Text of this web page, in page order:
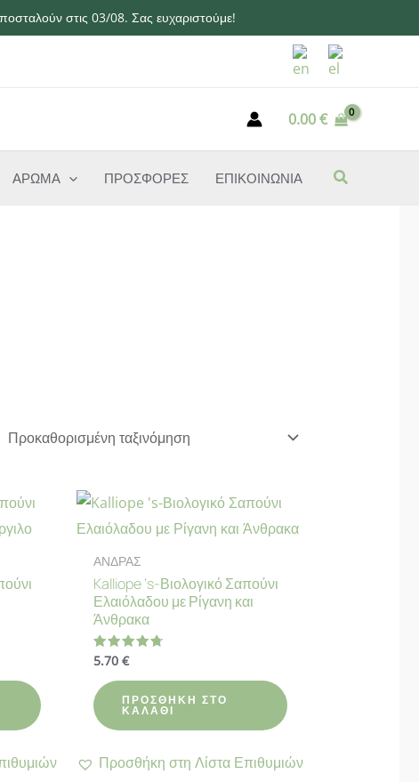
στις 03/08. Σας ευχαριστούμε!
0.00€
ΑΡΩΜΑ ΠΡΟΣΦΟΡΕΣ ΕΠΙΚΟΙΝΩΝΙΑ
ΑΝΔΡΑΣ
Kalliope ‘s-Βιολογικό Σαπούνι
Ελαιόλαδου με Ρίγανη και
Άνθρακα
Βαθμολογήθηκε
4.75
από 5
5.70 €
ΠΡΟΣΘΉΚΗ ΣΤΟ
ΚΑΛΆΘΙ
Προσθήκη στη Λίστα Επιθυμιών